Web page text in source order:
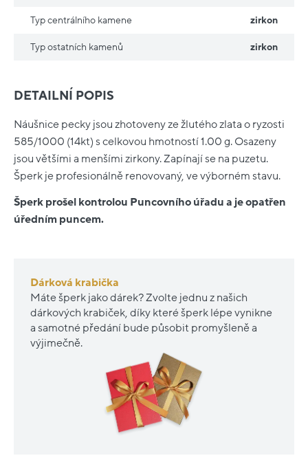
DETAILNÍ POPIS
Náušnice pecky jsou zhotoveny ze žlutého zlata o ryzosti
585/1000 (14kt) s celkovou hmotností 1.00 g. Osazeny
jsou většími a menšími zirkony. Zapínají se na puzetu.
Šperk je profesionálně renovovaný, ve výborném stavu.
Šperk prošel kontrolou Puncovního úřadu a je opatřen
úředním puncem.
Dárková krabička
Máte šperk jako dárek? Zvolte jednu z našich
dárkových krabiček, díky které šperk lépe vynikne
a samotné předání bude působit promyšleně a
výjimečně.
Typ centrálního kamene zirkon
Typ ostatních kamenů zirkon